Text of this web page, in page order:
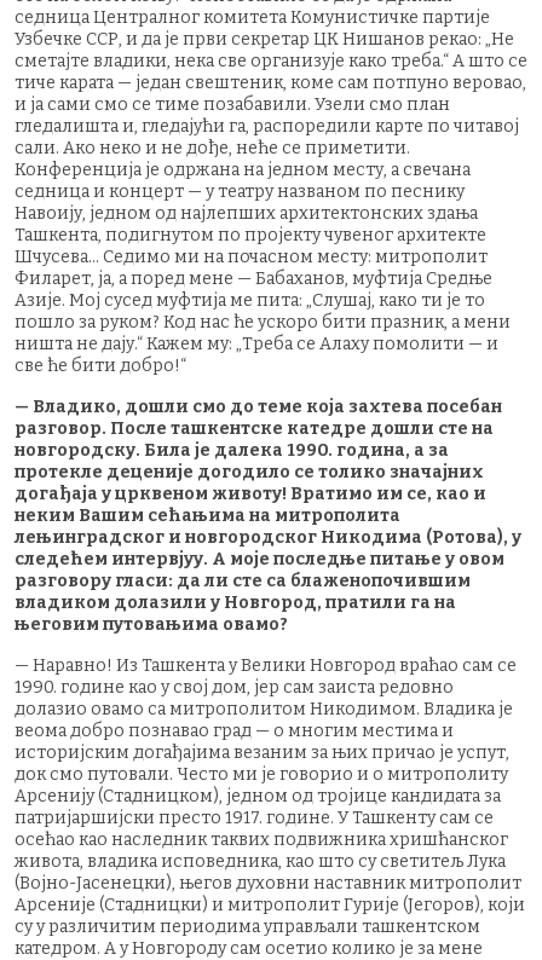
седница Централног комитета Комунистичке партије
Узбечке ССР, и да је први секретар ЦК Нишанов рекао: „Не
сметајте владики, нека све организује како треба.“ А што се
тиче карата — један свештеник, коме сам потпуно веровао,
и ја сами смо се тиме позабавили. Узели смо план
гледалишта и, гледајући га, распоредили карте по читавој
сали. Ако неко и не дође, неће се приметити.
Конференција је одржана на једном месту, а свечана
седница и концерт — у театру названом по песнику
Навоију, једном од најлепших архитектонских здања
Ташкента, подигнутом по пројекту чувеног архитекте
Шчусева... Седимо ми на почасном месту: митрополит
Филарет, ја, а поред мене — Бабаханов, муфтија Средње
Азије. Мој сусед муфтија ме пита: „Слушај, како ти је то
пошло за руком? Код нас ће ускоро бити празник, а мени
ништа не дају.“ Кажем му: „Треба се Алаху помолити — и
све ће бити добро!“
— Владико, дошли смо до теме која захтева посебан
разговор. После ташкентске катедре дошли сте на
новгородску. Била је далека 1990. година, а за
протекле деценије догодило се толико значајних
догађаја у црквеном животу! Вратимо им се, као и
неким Вашим сећањима на митрополита
лењинградског и новгородског Никодима (Ротова), у
следећем интервјуу. А моје последње питање у овом
разговору гласи: да ли сте са блаженопочившим
владиком долазили у Новгород, пратили га на
његовим путовањима овамо?
— Наравно! Из Ташкента у Велики Новгород враћао сам се
1990. године као у свој дом, јер сам заиста редовно
долазио овамо са митрополитом Никодимом. Владика је
веома добро познавао град — о многим местима и
историјским догађајима везаним за њих причао је успут,
док смо путовали. Често ми је говорио и о митрополиту
Арсенију (Стадницком), једном од тројице кандидата за
патријаршијски престо 1917. године. У Ташкенту сам се
осећао као наследник таквих подвижника хришћанског
живота, владика исповедника, као што су светитељ Лука
(Војно-Јасенецки), његов духовни наставник митрополит
Арсеније (Стадницки) и митрополит Гурије (Јегоров), који
су у различитим периодима управљали ташкентском
катедром. А у Новгороду сам осетио колико је за мене